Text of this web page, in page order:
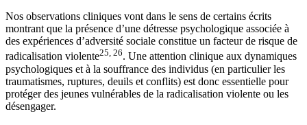
Nos observations cliniques vont dans le sens de certains écrits
montrant que la présence d’une détresse psychologique associée à
des expériences d’adversité sociale constitue un facteur de risque de
radicalisation violente25, 26. Une attention clinique aux dynamiques
psychologiques et à la souffrance des individus (en particulier les
traumatismes, ruptures, deuils et conflits) est donc essentielle pour
protéger des jeunes vulnérables de la radicalisation violente ou les
désengager.